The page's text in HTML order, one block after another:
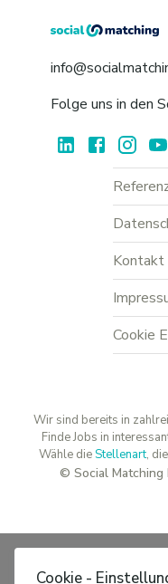
Folge uns in den
Kontakt
Cookie
Wir sind bereits in
Finde Jobs in
Wähle dieStellenart,
© Social Matching
Cookie -